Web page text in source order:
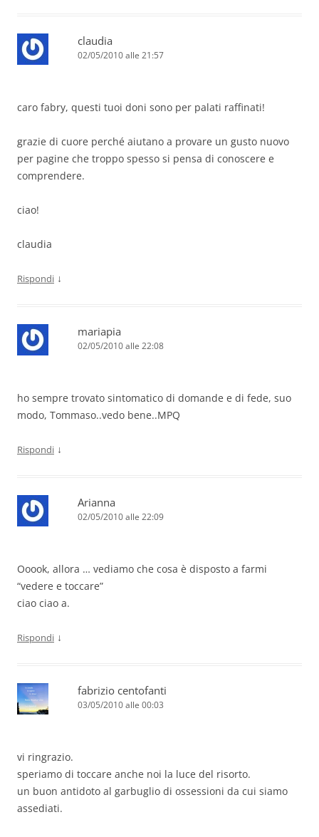
claudia
02/05/2010 alle 21:57
caro fabry, questi tuoi doni sono per palati raffinati!
grazie di cuore perché aiutano a provare un gusto nuovo
per pagine che troppo spesso si pensa di conoscere e
comprendere.
ciao!
claudia
Rispondi ↓
mariapia
02/05/2010 alle 22:08
ho sempre trovato sintomatico di domande e di fede, suo
modo, Tommaso..vedo bene..MPQ
Rispondi ↓
Arianna
02/05/2010 alle 22:09
Ooook, allora … vediamo che cosa è disposto a farmi
“vedere e toccare”
ciao ciao a.
Rispondi ↓
fabrizio centofanti
03/05/2010 alle 00:03
vi ringrazio.
speriamo di toccare anche noi la luce del risorto.
un buon antidoto al garbuglio di ossessioni da cui siamo
assediati.